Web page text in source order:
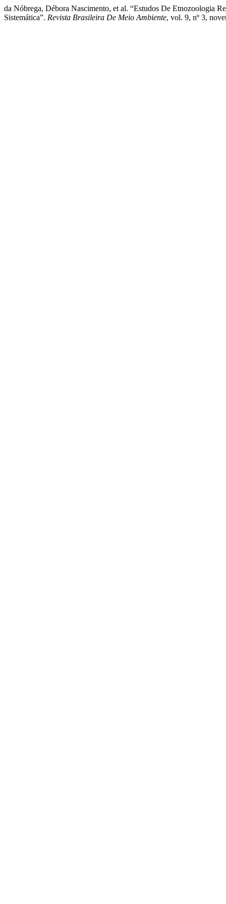
da Nóbrega, Débora Nascimento, et al. “Estudos De Etnozoologia
Sistemática”. Revista Brasileira De Meio Ambiente, vol. 9, nº 3,